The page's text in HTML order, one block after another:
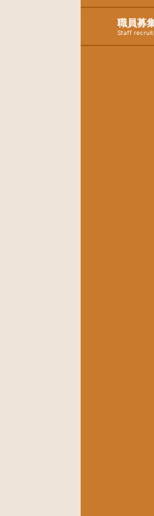
職員募
Staff